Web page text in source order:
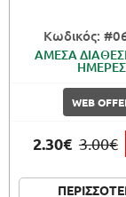
Κωδικός:
ΑΜΕΣΑ
ΗΜΕΡΕΣ
WEB
2.30€ 3.00€